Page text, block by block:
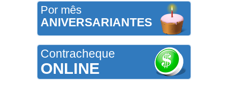
Por mês
ANIVERSARIANTES
Contracheque
ONLINE